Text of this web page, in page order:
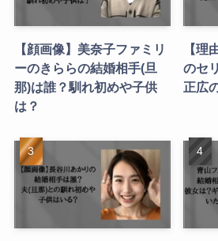
【顔画像】美奈子ファミリ
ーのきららの結婚相手(旦
那)は誰？馴れ初めや子供
は？
【理
のセ
正広